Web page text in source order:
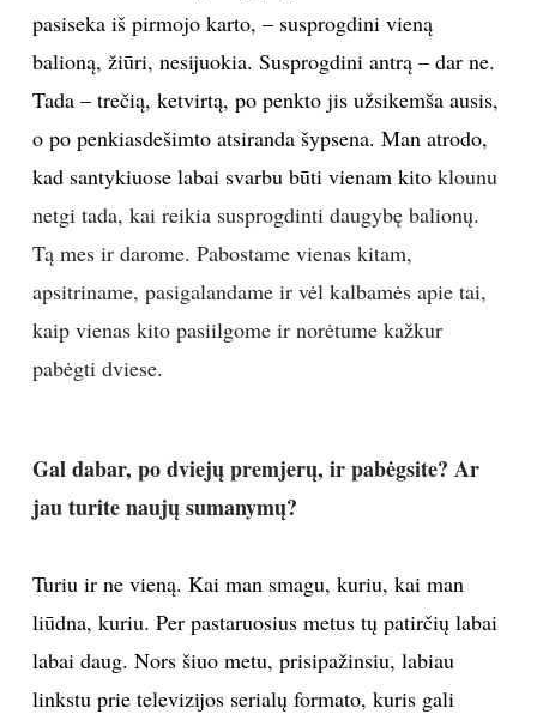
pasiseka iš pirmojo karto, – susprogdini vieną
balioną, žiūri, nesijuokia. Susprogdini antrą – dar ne.
Tada – trečią, ketvirtą, po penkto jis užsikemša ausis,
o po penkiasdešimto atsiranda šypsena. Man atrodo,
kad santykiuose labai svarbu būti vienam kitoklounu
netgi tada, kai reikia susprogdinti daugybę balionų.
Tą mes ir darome. Pabostame vienas kitam,
apsitriname, pasigalandame ir vėl kalbamės apie tai,
kaip vienas kito pasiilgome ir norėtume kažkur
pabėgti dviese.
Gal dabar, po dviejų premjerų, ir pabėgsite? Ar
jau turite naujų sumanymų?
Turiu ir ne vieną. Kai man smagu, kuriu, kai man
liūdna, kuriu. Per pastaruosius metus tų patirčių labai
labai daug. Nors šiuo metu, prisipažinsiu, labiau
linkstu prie televizijos serialų formato, kuris gali